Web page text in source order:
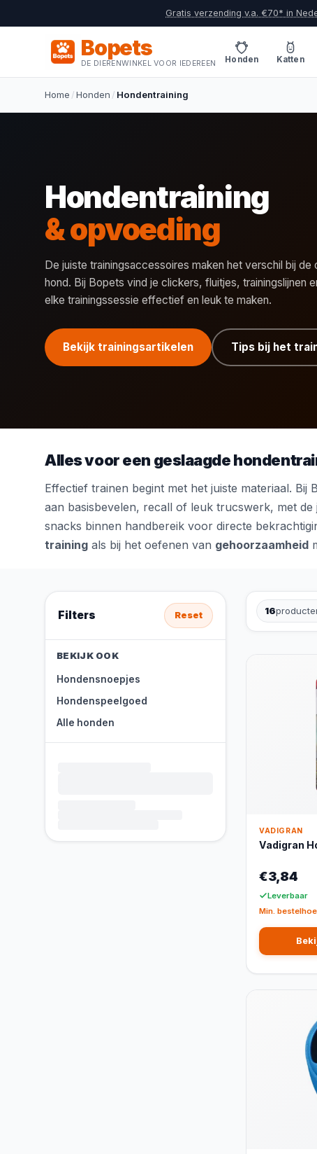
Gratis verzending v.a. €70* in
Bopets
DE DIERENWINKEL VOOR IEDEREEN Honden Katten
Home /Honden / Hondentraining
Hondentraining
& opvoeding
De juiste trainingsaccessoires maken het verschil bij de
hond. Bij Bopets vind je clickers, fluitjes, trainingslijnen
elke trainingssessie effectief en leuk te maken.
Bekijk trainingsartikelen Tips bij het
Alles voor een geslaagde
Effectief trainen begint met het juiste materiaal. Bij
aan basisbevelen, recall of leuk trucswerk, met
snacks binnen handbereik voor directe
training als bij het oefenen van gehoorzaamheid
Filters Reset
BEKIJK OOK
Hondensnoepjes
Hondenspeelgoed
Alle honden
16
VADIGRAN
Vadigran
€3,84
Leverbaar
Min.